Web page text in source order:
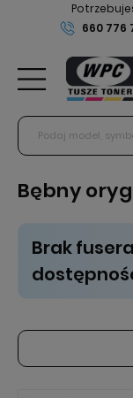
660 776
Bębny
Brak